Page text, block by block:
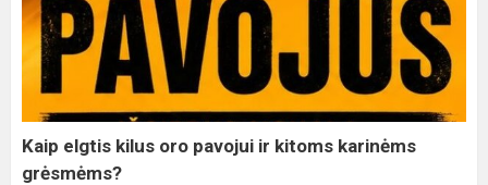
kilus
oro
pavojui
kitoms
karinėms
grėsmėms?
Kaip elgtis kilus oro pavojui ir kitoms karinėms
grėsmėms?